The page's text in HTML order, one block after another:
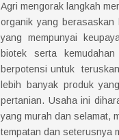
Agri mengorak langkah
organik yang
yang mempunyai
biotek serta
berpotensi untuk
lebih banyak produk
pertanian. Usaha ini
yang murah dan selamat,
tempatan dan seterusnya